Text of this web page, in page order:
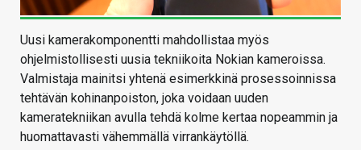
Uusi kamerakomponentti mahdollistaa myös
ohjelmistollisesti uusia tekniikoita Nokian kameroissa.
Valmistaja mainitsi yhtenä esimerkkinä prosessoinnissa
tehtävän kohinanpoiston, joka voidaan uuden
kameratekniikan avulla tehdä kolme kertaa nopeammin ja
huomattavasti vähemmällä virrankäytöllä.